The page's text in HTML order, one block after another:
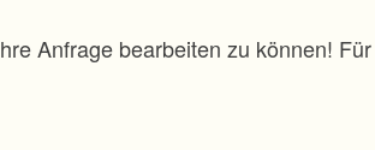
Anfrage bearbeiten zu können!